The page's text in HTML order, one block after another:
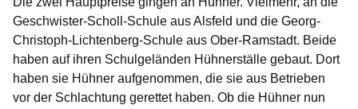
Geschwister-Scholl-Schule aus Alsfeld und die Georg-
Christoph-Lichtenberg-Schule aus Ober-Ramstadt. Beide
haben auf ihren Schulgeländen Hühnerställe gebaut. Dort
haben sie Hühner aufgenommen, die sie aus Betrieben
vor der Schlachtung gerettet haben. Ob die Hühner nun